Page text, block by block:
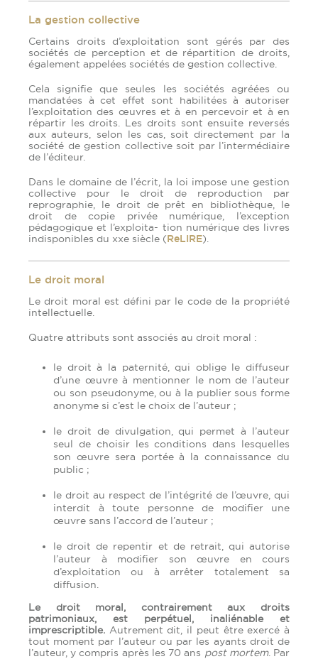
La gestion collective
Certains droits d’exploitation sont gérés par des
sociétés de perception et de répartition de droits,
également appelées sociétés de gestion collective.
Cela signifie que seules les sociétés agréées ou
mandatées à cet effet sont habilitées à autoriser
l’exploitation des œuvres et à en percevoir et à en
répartir les droits. Les droits sont ensuite reversés
aux auteurs, selon les cas, soit directement par la
société de gestion collective soit par l’intermédiaire
de l’éditeur.
Dans le domaine de l’écrit, la loi impose une gestion
collective pour le droit de reproduction par
reprographie, le droit de prêt en bibliothèque, le
droit de copie privée numérique, l’exception
pédagogique et l’exploita- tion numérique des livres
indisponibles du xxe siècle (ReLIRE).
Le droit moral
Le droit moral est défini par le code de la propriété
intellectuelle.
Quatre attributs sont associés au droit moral :
le droit à la paternité, qui oblige le diffuseur
d’une œuvre à mentionner le nom de l’auteur
ou son pseudonyme, ou à la publier sous forme
anonyme si c’est le choix de l’auteur ;
le droit de divulgation, qui permet à l’auteur
seul de choisir les conditions dans lesquelles
son œuvre sera portée à la connaissance du
public ;
le droit au respect de l’intégrité de l’œuvre, qui
interdit à toute personne de modifier une
œuvre sans l’accord de l’auteur ;
le droit de repentir et de retrait, qui autorise
l’auteur à modifier son œuvre en cours
d’exploitation ou à arrêter totalement sa
diffusion.
Le droit moral, contrairement aux droits
patrimoniaux, est perpétuel, inaliénable et
imprescriptible. Autrement dit, il peut être exercé à
tout moment par l’auteur ou par les ayants droit de
l’auteur, y compris après les 70 ans post mortem. Par